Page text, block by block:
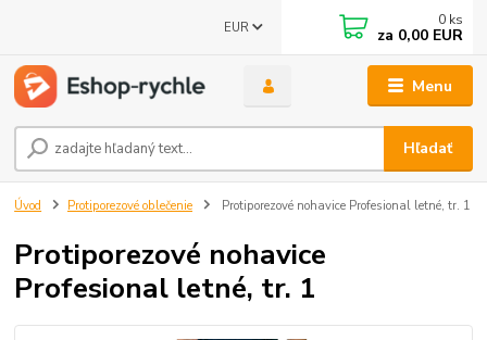
Menu
EUR
Hľadať
0 ks
za 0,00 EUR
Úvod Protiporezové oblečenie Protiporezové nohavice Profesional letné, tr. 1
Protiporezové nohavice
Profesional letné, tr. 1